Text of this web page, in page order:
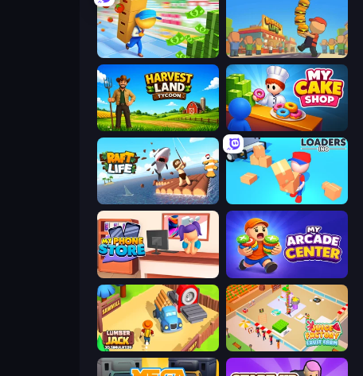
Supermarket Empire Burger Life
Harvest Land Tycoon My Cake Shop
Raft Life
My Phone Store My Arcade Center
Lumberjack 3D Simulator Juice Factory - Fruit Farm